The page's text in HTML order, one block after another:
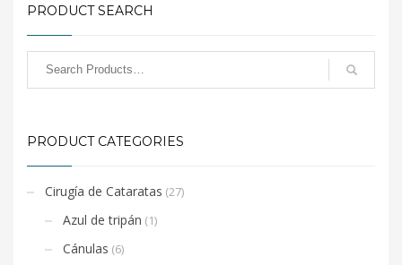
PRODUCT SEARCH
PRODUCT CATEGORIES
Cirugía de Cataratas (27)
Azul de tripán (1)
Cánulas (6)